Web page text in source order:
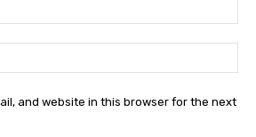
and website in this browser for the next